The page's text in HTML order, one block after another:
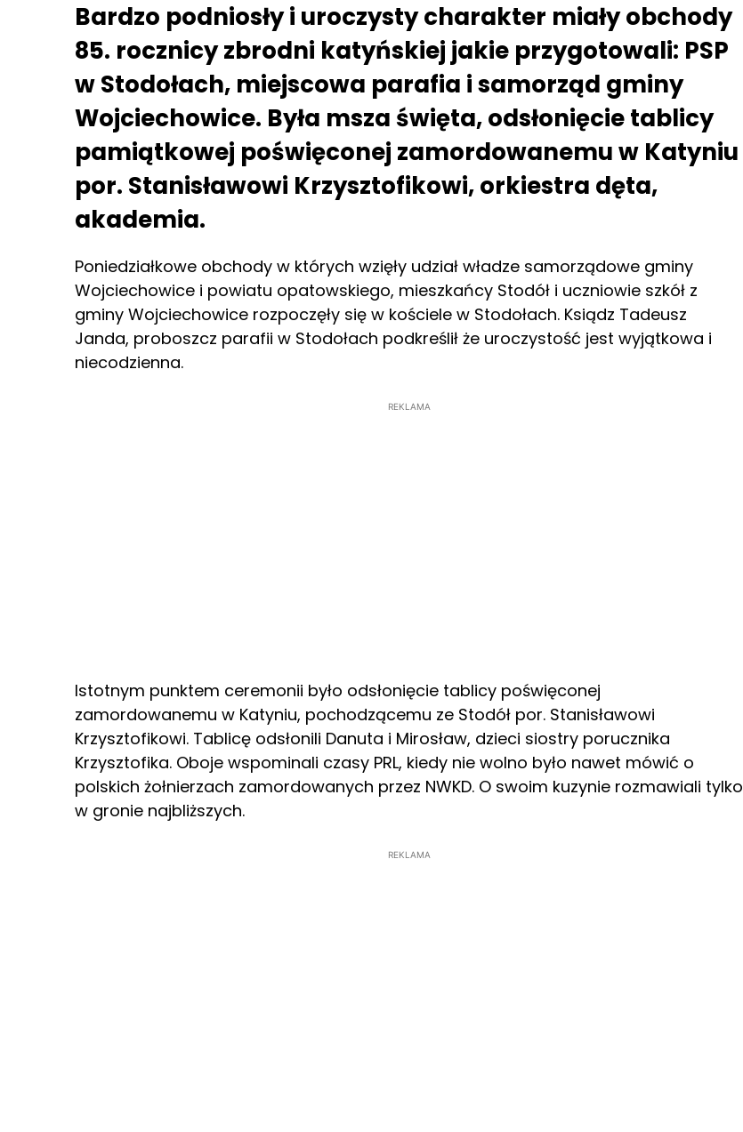
Bardzo podniosły i uroczysty charakter miały obchody
85. rocznicy zbrodni katyńskiej jakie przygotowali: PSP
w Stodołach, miejscowa parafia i samorząd gminy
Wojciechowice. Była msza święta, odsłonięcie tablicy
pamiątkowej poświęconej zamordowanemu w Katyniu
por. Stanisławowi Krzysztofikowi, orkiestra dęta,
akademia.
Poniedziałkowe obchody w których wzięły udział władze samorządowe gminy
Wojciechowice i powiatu opatowskiego, mieszkańcy Stodół i uczniowie szkół z
gminy Wojciechowice rozpoczęły się w kościele w Stodołach. Ksiądz Tadeusz
Janda, proboszcz parafii w Stodołach podkreślił że uroczystość jest wyjątkowa i
niecodzienna.
REKLAMA
Istotnym punktem ceremonii było odsłonięcie tablicy poświęconej
zamordowanemu w Katyniu, pochodzącemu ze Stodół por. Stanisławowi
Krzysztofikowi. Tablicę odsłonili Danuta i Mirosław, dzieci siostry porucznika
Krzysztofika. Oboje wspominali czasy PRL, kiedy nie wolno było nawet mówić o
polskich żołnierzach zamordowanych przez NWKD. O swoim kuzynie rozmawiali tylko
w gronie najbliższych.
REKLAMA